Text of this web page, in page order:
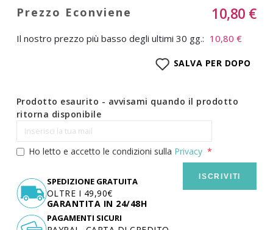
10,80 €
Il nostro prezzo più basso degli ultimi 30 gg.: 10,80 €
SALVA PER DOPO
Prodotto esaurito - avvisami quando il prodotto
ritorna disponibile
Ho letto e accetto le condizioni sulla Privacy
ISCRIVITI
SPEDIZIONE GRATUITA
OLTRE I 49,90€
GARANTITA IN 24/48H
PAGAMENTI SICURI